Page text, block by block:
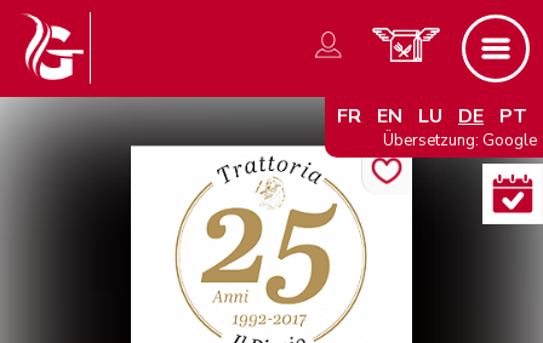
FR EN LU DE PT
Übersetzung: Google